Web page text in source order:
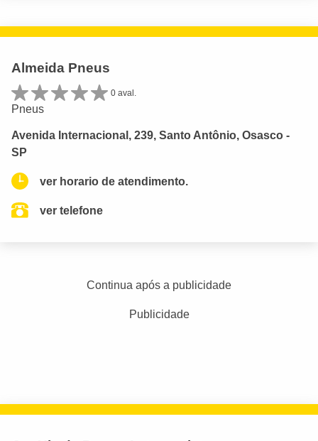
Almeida Pneus
0 aval.
Pneus
Avenida Internacional, 239, Santo Antônio, Osasco -
SP
ver horario de atendimento.
ver telefone
Continua após a publicidade
Publicidade